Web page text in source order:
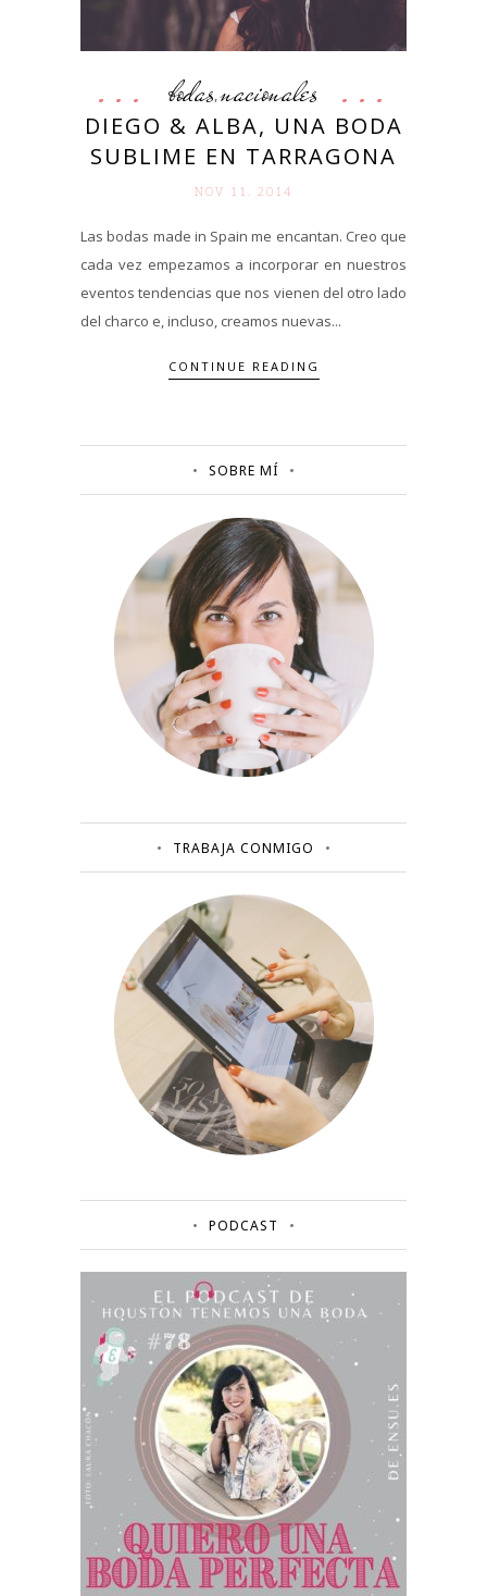
bodas,nacionales
DIEGO & ALBA, UNA BODA
SUBLIME EN TARRAGONA
NOV 11. 2014
Las bodas made in Spain me encantan. Creo que
cada vez empezamos a incorporar en nuestros
eventos tendencias que nos vienen del otro lado
del charco e, incluso, creamos nuevas...
CONTINUE READING
SOBRE MÍ
TRABAJA CONMIGO
PODCAST